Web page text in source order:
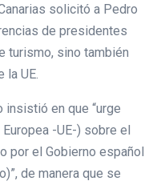
solicitó a Pedro
de presidentes
turismo, sino también
la UE.
insistió en que “urge
-UE-) sobre el
por el Gobierno español
de manera que se